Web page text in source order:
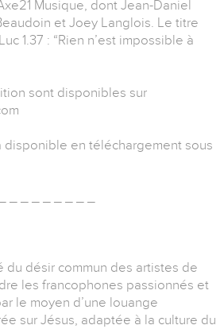
Musique, dont Jean-Daniel
et Joey Langlois. Le titre
1.37 : “Rien n’est impossible à
sont disponibles sur
disponible en téléchargement sous
du désir commun des artistes de
les francophones passionnés et
le moyen d’une louange
sur Jésus, adaptée à la culture du